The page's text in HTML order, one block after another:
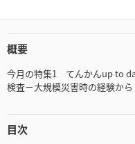
概要
今月の特集1 てんかんup to
検査－大規模災害時の経験から
目次